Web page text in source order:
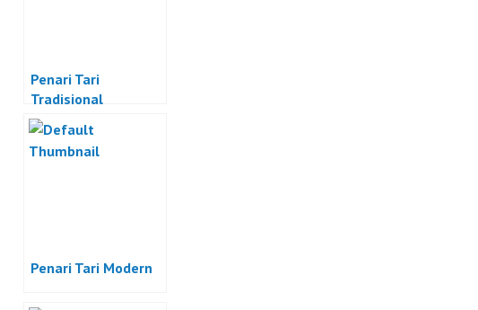
Penari Tari
Tradisional
Penari Tari Modern